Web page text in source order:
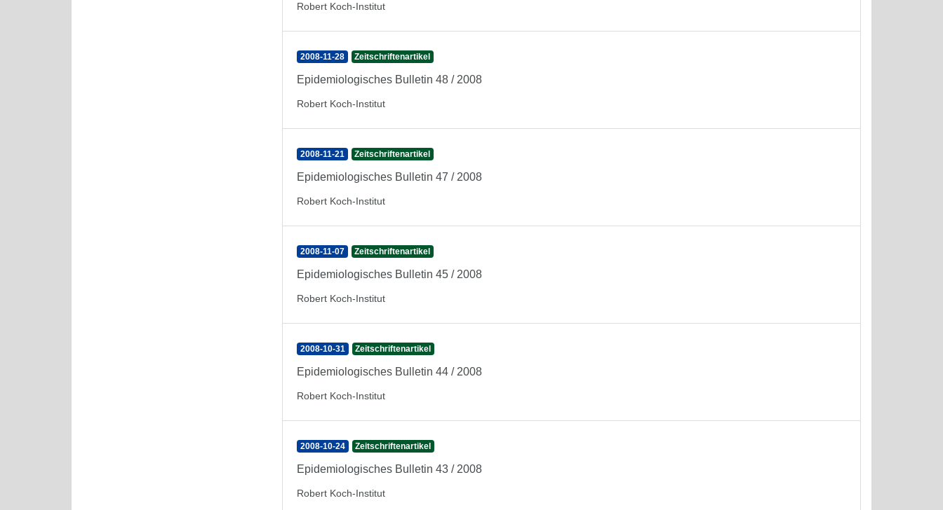
Robert Koch-Institut
2008-11-28 Zeitschriftenartikel
Epidemiologisches Bulletin 48 / 2008
Robert Koch-Institut
2008-11-21 Zeitschriftenartikel
Epidemiologisches Bulletin 47 / 2008
Robert Koch-Institut
2008-11-07 Zeitschriftenartikel
Epidemiologisches Bulletin 45 / 2008
Robert Koch-Institut
2008-10-31 Zeitschriftenartikel
Epidemiologisches Bulletin 44 / 2008
Robert Koch-Institut
2008-10-24 Zeitschriftenartikel
Epidemiologisches Bulletin 43 / 2008
Robert Koch-Institut